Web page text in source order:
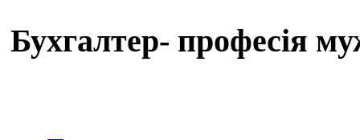
Бухгалтер- професія